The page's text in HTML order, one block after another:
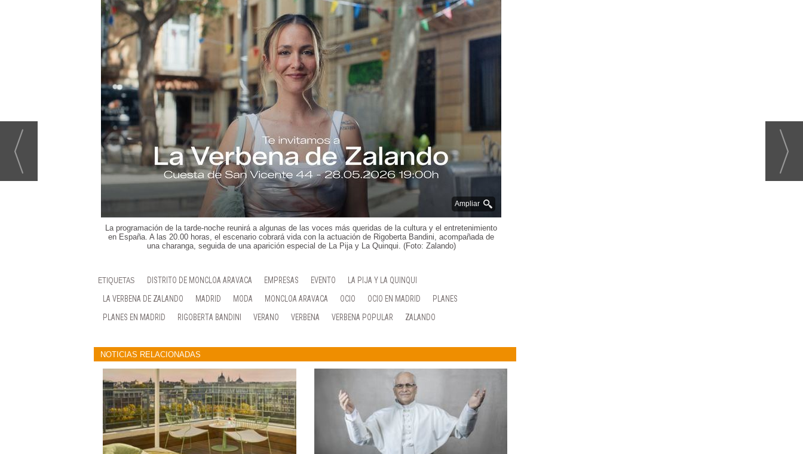
Ampliar
La programación de la tarde-noche reunirá a algunas de las voces más queridas de la cultura y el entretenimiento
en España. A las 20.00 horas, el escenario cobrará vida con la actuación de Rigoberta Bandini, acompañada de
una charanga, seguida de una aparición especial de La Pija y La Quinqui. (Foto: Zalando)
DISTRITO DE MONCLOA ARAVACA EMPRESAS EVENTO
LA PIJA Y LA QUINQUI
LA VERBENA DE ZALANDO
MADRID MODA MONCLOA ARAVACA OCIO OCIO EN MADRID
PLANES
PLANES EN MADRID
RIGOBERTA BANDINI VERANO VERBENA VERBENA POPULAR ZALANDO
NOTICIAS RELACIONADAS